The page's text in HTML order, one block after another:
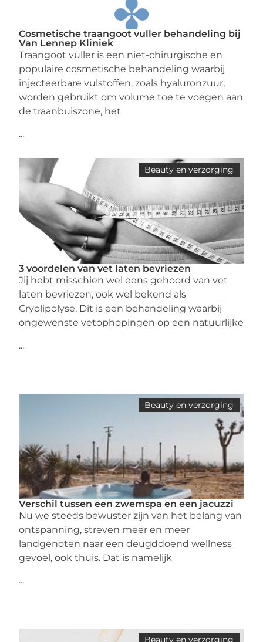
Cosmetische traangoot vuller behandeling bij
Van Lennep Kliniek
Traangoot vuller is een niet-chirurgische en
populaire cosmetische behandeling waarbij
injecteerbare vulstoffen, zoals hyaluronzuur,
worden gebruikt om volume toe te voegen aan
de traanbuiszone, het
...
Beauty en verzorging
3 voordelen van vet laten bevriezen
Jij hebt misschien wel eens gehoord van vet
laten bevriezen, ook wel bekend als
Cryolipolyse. Dit is een behandeling waarbij
ongewenste vetophopingen op een natuurlijke
...
Beauty en verzorging
Verschil tussen een zwemspa en een jacuzzi
Nu we steeds bewuster zijn van het belang van
ontspanning, streven meer en meer
landgenoten naar een deugddoend wellness
gevoel, ook thuis. Dat is namelijk
...
Beauty en verzorging